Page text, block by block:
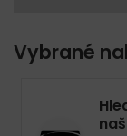
Vybrané